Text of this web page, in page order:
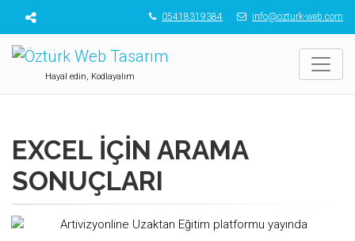
05418319384 info@ozturk-web.com
Hayal edin, Kodlayalım
EXCEL IÇIN ARAMA
SONUÇLARI